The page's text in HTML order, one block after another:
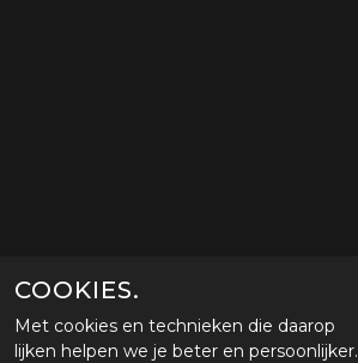
COOKIES.
Met cookies en technieken die daarop
lijken helpen we je beter en persoonlijker.